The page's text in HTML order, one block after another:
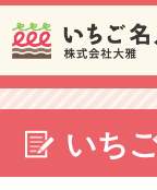
いち